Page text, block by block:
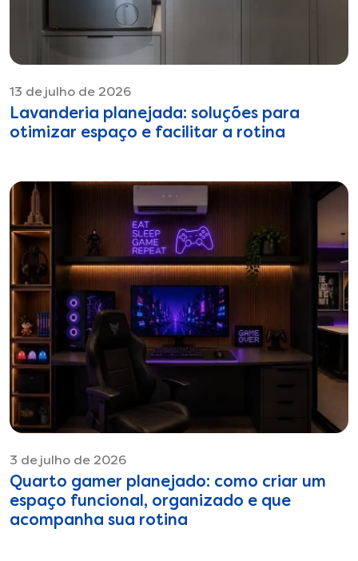
13 de julho de 2026
Lavanderia planejada: soluções para
otimizar espaço e facilitar a rotina
3 de julho de 2026
Quarto gamer planejado: como criar um
espaço funcional, organizado e que
acompanha sua rotina